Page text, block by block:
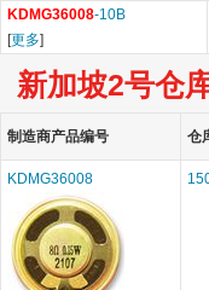
KDMG36008-10B
[更多]
新加坡2号仓
制造商产品编号 仓
KDMG36008